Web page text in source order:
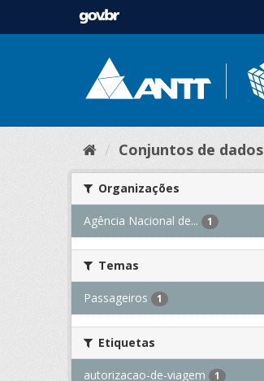
Conjuntos de dados
Organizações
Agência Nacional de... 1
Temas
Passageiros 1
Etiquetas
autorizacao-de-viagem 1